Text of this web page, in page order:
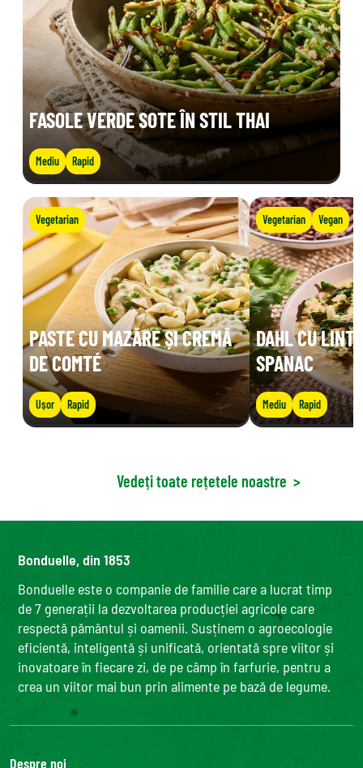
FASOLE VERDE SOTE ÎN STIL THAI
Mediu Rapid
Vegetarian
PASTE CU MAZĂRE ȘI CREMĂ
DE COMTÉ
Ușor Rapid
Vegetarian Vegan
DAHL CU
SPANAC
Mediu Rapid
Vedeți toate rețetele noastre >
Bonduelle, din 1853
Bonduelle este o companie de familie care a lucrat timp
de 7 generații la dezvoltarea producției agricole care
respectă pământul și oamenii. Susținem o agroecologie
eficientă, inteligentă și unificată, orientată spre viitor și
inovatoare în fiecare zi, de pe câmp în farfurie, pentru a
crea un viitor mai bun prin alimente pe bază de legume.
Despre noi